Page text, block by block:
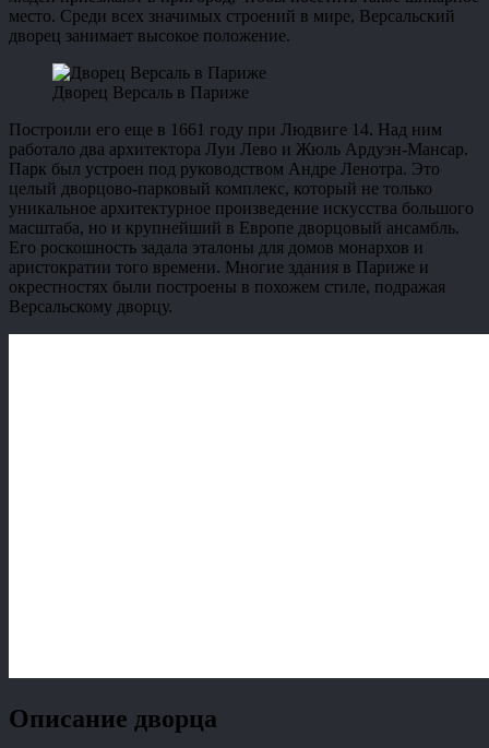
место. Среди всех значимых строений в мире, Версальский
дворец занимает высокое положение.
Дворец Версаль в Париже
Построили его еще в 1661 году при Людвиге 14. Над ним
работало два архитектора Луи Лево и Жюль Ардуэн-Мансар.
Парк был устроен под руководством Андре Ленотра. Это
целый дворцово-парковый комплекс, который не только
уникальное архитектурное произведение искусства большого
масштаба, но и крупнейший в Европе дворцовый ансамбль.
Его роскошность задала эталоны для домов монархов и
аристократии того времени. Многие здания в Париже и
окрестностях были построены в похожем стиле, подражая
Версальскому дворцу.
Описание дворца